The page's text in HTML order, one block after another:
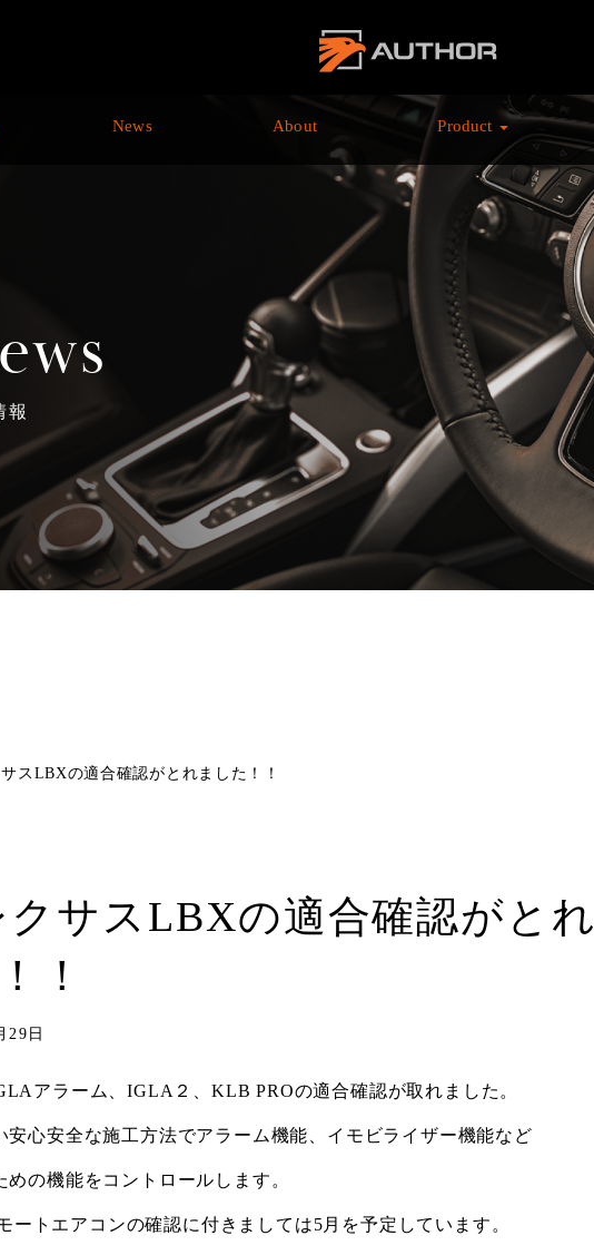
ーサーアラーム home
News About Product
報
スLBXの適合確認がとれました！！
クサスLBXの適合確認がとれ
！
29日
アラーム、IGLA２、KLB PROの適合確認が取れました。
安心安全な施工方法でアラーム機能、イモビライザー機能など
めの機能をコントロールします。
ートエアコンの確認に付きましては5月を予定しています。